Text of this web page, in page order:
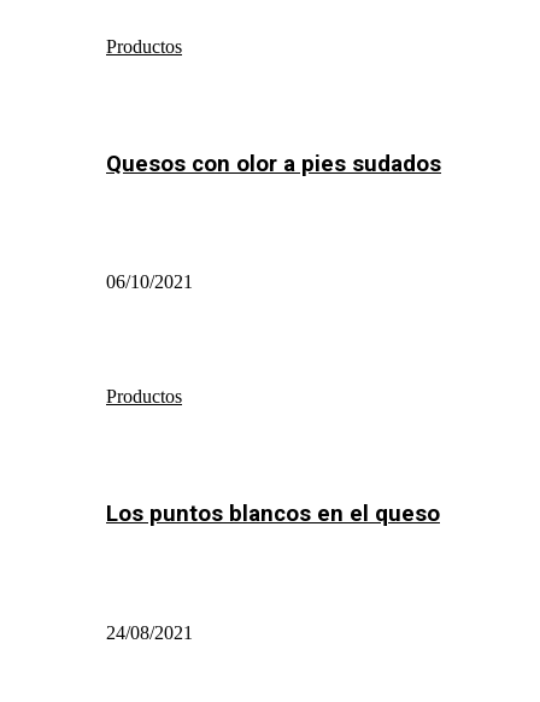
Productos
Quesos con olor a pies sudados
06/10/2021
Productos
Los puntos blancos en el queso
24/08/2021